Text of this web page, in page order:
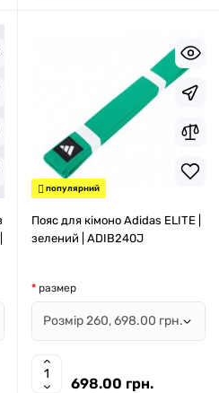
популярний
Пояс для кімоно Adidas ELITE |
зелений | ADIB240J
размер
698.00 грн.